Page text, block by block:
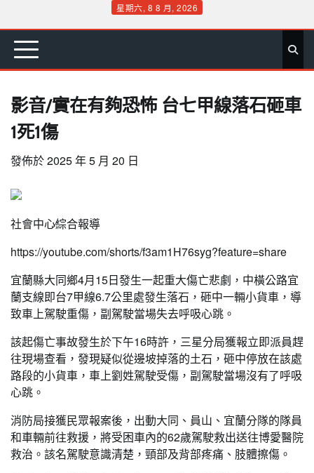
content
星期六, 8 8 月, 2026
首 要 娛 生 社 文 公 運 旅 政 地 專
影音∕實在有夠恐怖 台七甲線落石砸車
1死1傷
發佈於2025 年 5 月 20 日
社會中心∕綜合報導
https://youtube.com/shorts/f3am1H76syg?feature=share
宜蘭縣大同鄉4月15日發生一起重大傷亡悲劇，中橫公路宜
蘭支線即台7甲線6.7公里處發生落石，砸中一輛小貨車，導
致車上駕駛重傷，副駕駛當場失去呼吸心跳。
該起傷亡事故發生於下午16時許，三星分局獲報立即派員趕
往現場查看，發現疑似從邊坡掉落的土石，砸中停放在該處
路段的小貨車，車上劉姓駕駛受傷，副駕駛當場沒有了呼吸
心跳。
消防局接獲民眾報案後，出動大同、員山、宜蘭分隊的隊員
和車輛前往救援，將受困車內的62歲駕駛救出送往博愛醫院
救治。該名駕駛意識清楚，頸部及背部疼痛、肢體擦傷。